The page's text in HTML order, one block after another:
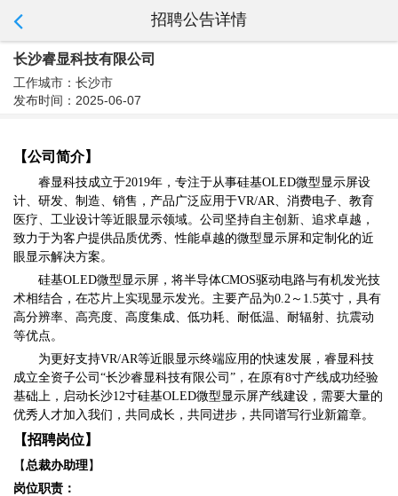
招聘公告详情
长沙睿显科技有限公司
工作城市：长沙市
发布时间：2025-06-07
【公司简介】
睿显科技成立于2019年，专注于从事硅基OLED微型显示屏设
计、研发、制造、销售，产品广泛应用于VR/AR、消费电子、教育
医疗、工业设计等近眼显示领域。公司坚持自主创新、追求卓越，
致力于为客户提供品质优秀、性能卓越的微型显示屏和定制化的近
眼显示解决方案。
硅基OLED微型显示屏，将半导体CMOS驱动电路与有机发光技
术相结合，在芯片上实现显示发光。主要产品为0.2～1.5英寸，具有
高分辨率、高亮度、高度集成、低功耗、耐低温、耐辐射、抗震动
等优点。
为更好支持VR/AR等近眼显示终端应用的快速发展，睿显科技
成立全资子公司“长沙睿显科技有限公司”，在原有8寸产线成功经验
基础上，启动长沙12寸硅基OLED微型显示屏产线建设，需要大量的
优秀人才加入我们，共同成长，共同进步，共同谱写行业新篇章。
【招聘岗位】
【总裁办助理】
岗位职责：